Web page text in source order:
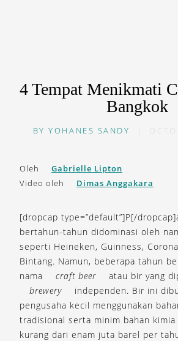
4 Tempat Menikmati
Bangkok
BYYOHANES SANDY
Oleh
Gabrielle Lipton
Video oleh
Dimas Anggakara
[dropcap type=”default”]P[/
bertahun-tahun didominasi oleh
seperti Heineken, Guinness,
Bintang. Namun, beberapa tahun
nama
craft beer
atau bir yang
brewery
independen. Bir ini
pengusaha kecil menggunakan
tradisional serta minim bahan kimia
kurang dari enam juta barel per